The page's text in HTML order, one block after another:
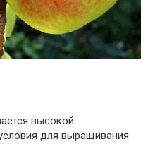
высокой
для выращивания